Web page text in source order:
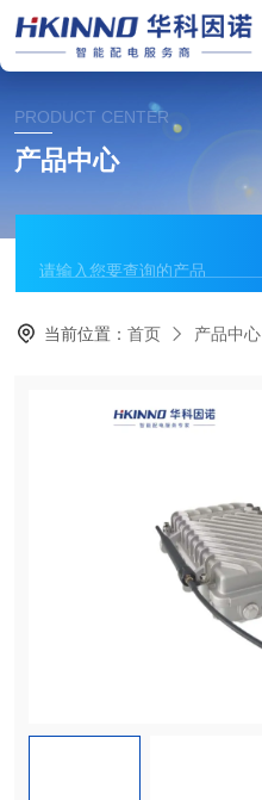
PRODUCT CENTER
产品中心
当前位置：首页 产品中心